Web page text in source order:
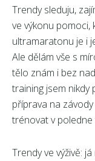
Trendy sleduju,
ve výkonu pomoci,
ultramaratonu je i
Ale dělám vše s
tělo znám i bez
training jsem
příprava na závody
trénovat v poledne
Trendy ve výživě: